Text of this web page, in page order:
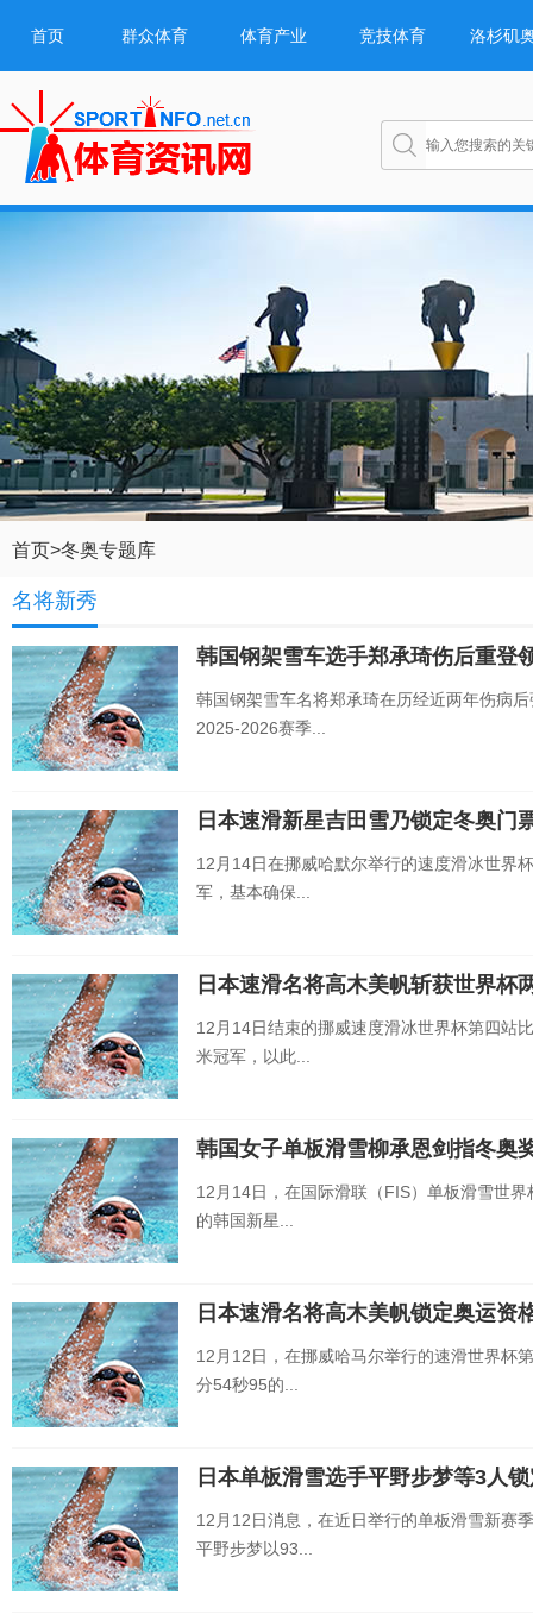
首页 群众体育 体育产业 竞技体育 洛杉矶
首页>冬奥专题库
名将新秀
韩国钢架雪车选手郑承琦伤后重登
韩国钢架雪车名将郑承琦在历经近两年伤病
2025-2026赛季...
日本速滑新星吉田雪乃锁定冬奥门
12月14日在挪威哈默尔举行的速度滑冰世界
军，基本确保...
日本速滑名将高木美帆斩获世界杯
12月14日结束的挪威速度滑冰世界杯第四站
米冠军，以此...
韩国女子单板滑雪柳承恩剑指冬奥
12月14日，在国际滑联（FIS）单板滑雪世
的韩国新星...
日本速滑名将高木美帆锁定奥运资
12月12日，在挪威哈马尔举行的速滑世界杯
分54秒95的...
日本单板滑雪选手平野步梦等3人
12月12日消息，在近日举行的单板滑雪新赛
平野步梦以93...